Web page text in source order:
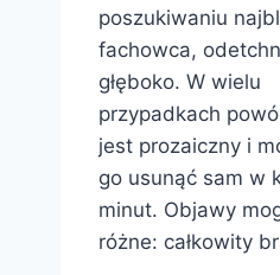
poszukiwaniu
fachowca,
głęboko. W wielu
przypadkach
jest prozaiczny i
go usunąć sam w
minut. Objawy
różne: całkowity